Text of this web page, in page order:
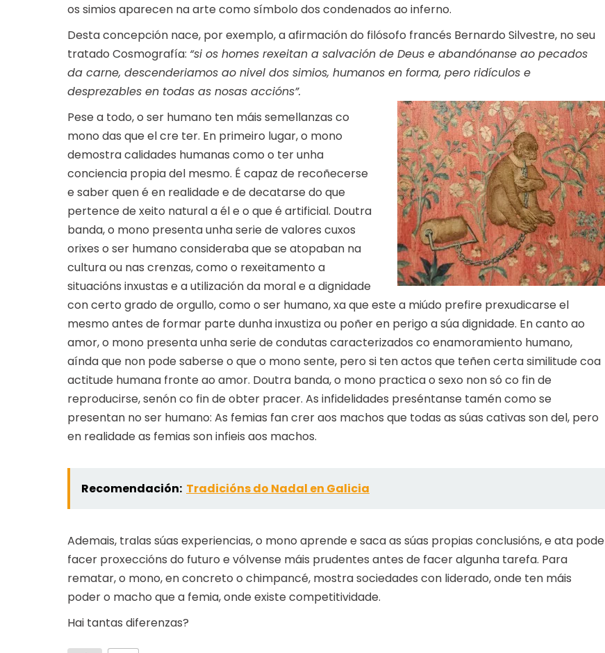
os simios aparecen na arte como símbolo dos condenados ao inferno.
Desta concepción nace, por exemplo, a afirmación do filósofo francés Bernardo Silvestre, no seu
tratado Cosmografía: “si os homes rexeitan a salvación de Deus e abandónanse ao pecados
da carne, descenderiamos ao nivel dos simios, humanos en forma, pero ridículos e
desprezables en todas as nosas accións”.
Pese a todo, o ser humano ten máis semellanzas co
mono das que el cre ter. En primeiro lugar, o mono
demostra calidades humanas como o ter unha
conciencia propia del mesmo. É capaz de recoñecerse
e saber quen é en realidade e de decatarse do que
pertence de xeito natural a él e o que é artificial. Doutra
banda, o mono presenta unha serie de valores cuxos
orixes o ser humano consideraba que se atopaban na
cultura ou nas crenzas, como o rexeitamento a
situacións inxustas e a utilización da moral e a dignidade
con certo grado de orgullo, como o ser humano, xa que este a miúdo prefire prexudicarse el
mesmo antes de formar parte dunha inxustiza ou poñer en perigo a súa dignidade. En canto ao
amor, o mono presenta unha serie de condutas caracterizados co enamoramiento humano,
aínda que non pode saberse o que o mono sente, pero si ten actos que teñen certa similitude coa
actitude humana fronte ao amor. Doutra banda, o mono practica o sexo non só co fin de
reproducirse, senón co fin de obter pracer. As infidelidades preséntanse tamén como se
presentan no ser humano: As femias fan crer aos machos que todas as súas cativas son del, pero
en realidade as femias son infieis aos machos.
Recomendación: Tradicións do Nadal en Galicia
Ademais, tralas súas experiencias, o mono aprende e saca as súas propias conclusións, e ata pode
facer proxeccións do futuro e vólvense máis prudentes antes de facer algunha tarefa. Para
rematar, o mono, en concreto o chimpancé, mostra sociedades con liderado, onde ten máis
poder o macho que a femia, onde existe competitividade.
Hai tantas diferenzas?